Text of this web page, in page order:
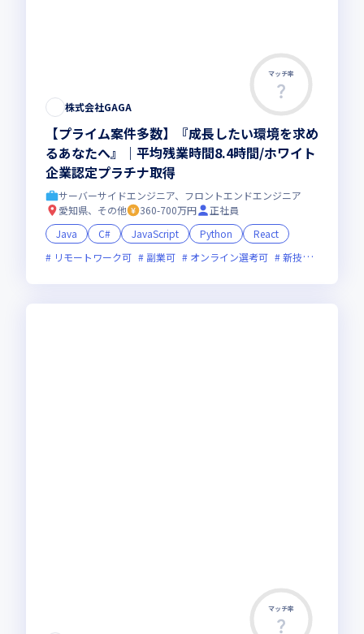
マッチ率
株式会社GAGA
【プライム案件多数】『成長したい環境を求め
るあなたへ』｜平均残業時間8.4時間/ホワイト
企業認定プラチナ取得
サーバーサイドエンジニア、フロントエンドエンジニア
愛知県、その他
360-700万円
正社員
Java
C# JavaScript Python
React
リモートワーク可
副業可 オンライン選考可 新技術に積極的
マッチ率